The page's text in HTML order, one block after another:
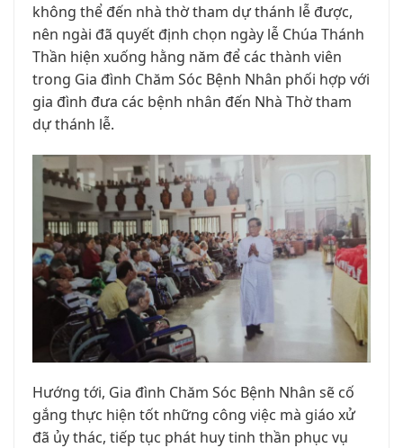
không thể đến nhà thờ tham dự thánh lễ được,
nên ngài đã quyết định chọn ngày lễ Chúa Thánh
Thần hiện xuống hằng năm để các thành viên
trong Gia đình Chăm Sóc Bệnh Nhân phối hợp với
gia đình đưa các bệnh nhân đến Nhà Thờ tham
dự thánh lễ.
Hướng tới, Gia đình Chăm Sóc Bệnh Nhân sẽ cố
gắng thực hiện tốt những công việc mà giáo xử
đã ủythác, tiếp tục phát huytinh thần phục vụ